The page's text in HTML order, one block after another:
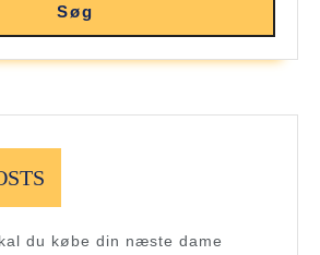
Søg
du købe din næste dame